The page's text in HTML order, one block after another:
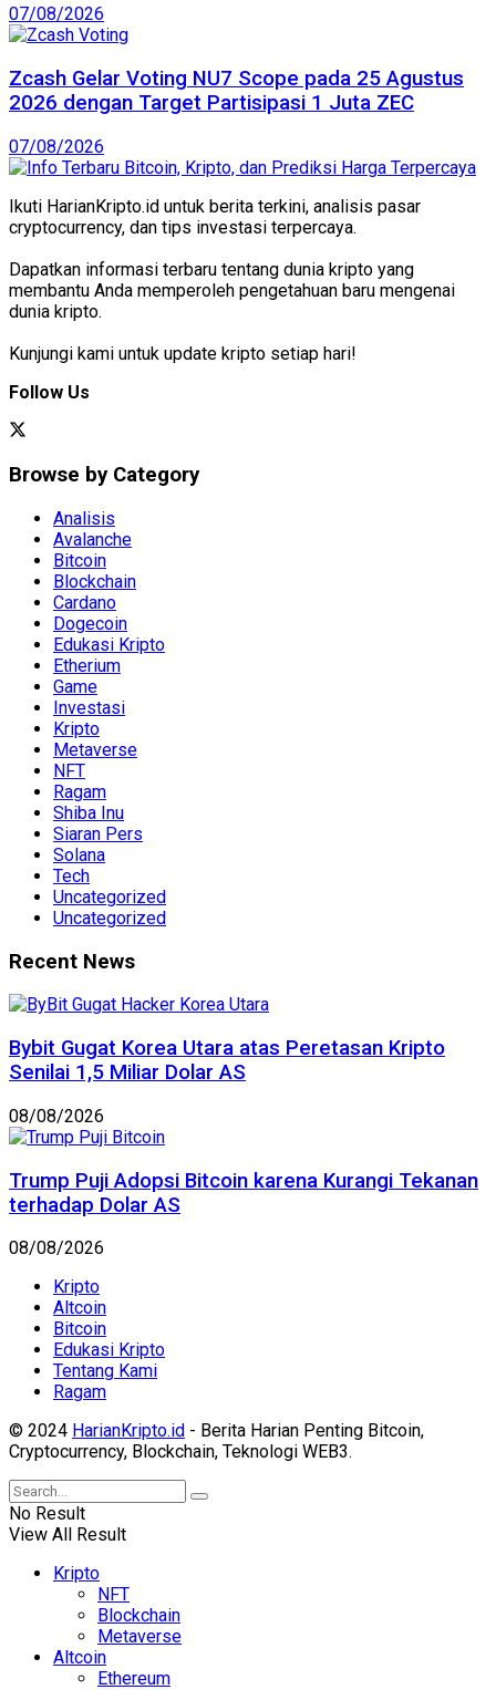
07/08/2026
Zcash Gelar Voting NU7 Scope pada 25 Agustus
2026 dengan Target Partisipasi 1 Juta ZEC
07/08/2026
Ikuti HarianKripto.id untuk berita terkini, analisis pasar
cryptocurrency, dan tips investasi terpercaya.
Dapatkan informasi terbaru tentang dunia kripto yang
membantu Anda memperoleh pengetahuan baru mengenai
dunia kripto.
Kunjungi kami untuk update kripto setiap hari!
Follow Us
Browse by Category
Analisis
Avalanche
Bitcoin
Blockchain
Cardano
Dogecoin
Edukasi Kripto
Etherium
Game
Investasi
Kripto
Metaverse
NFT
Ragam
Shiba Inu
Siaran Pers
Solana
Tech
Uncategorized
Uncategorized
Recent News
Bybit Gugat Korea Utara atas Peretasan Kripto
Senilai 1,5 Miliar Dolar AS
08/08/2026
Trump Puji Adopsi Bitcoin karena Kurangi Tekanan
terhadap Dolar AS
08/08/2026
Kripto
Altcoin
Bitcoin
Edukasi Kripto
Tentang Kami
Ragam
© 2024 HarianKripto.id - Berita Harian Penting Bitcoin,
Cryptocurrency, Blockchain, Teknologi WEB3.
No Result
View All Result
Kripto
NFT
Blockchain
Metaverse
Altcoin
Ethereum